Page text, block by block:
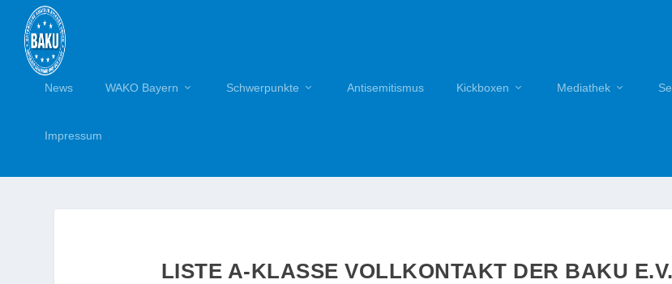
News WAKO Bayern Schwerpunkte Antisemitismus Kickboxen Mediathek
Impressum
LISTE A-KLASSE VOLLKONTAKT DER BAKU E.V.